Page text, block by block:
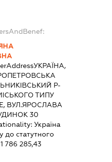
УКРАЇНА,
Р-
ТИПУ
ВУЛ.ЯРОСЛАВА
30
Україна
до статутного
1 786 285,43